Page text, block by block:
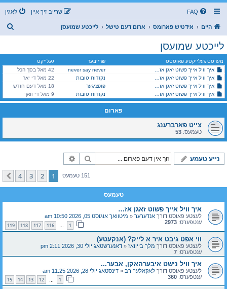
FAQ לאגין שרייב זיך איין
היים אידטיש פארומס ארום דעם טישל לייכטע שמועסן
לייכטע שמועסן
מערסט געלייקטע פאוסטס שרייבער
געלייקט
איך וויל אייך פשוט זאגן אז…
never say never
42 מאל בסך הכל
איך וויל אייך פשוט זאגן אז…
נקודות טובות
22 מאל די יאר
איך וויל אייך פשוט זאגן אז…
פופציגער
18 מאל דעם חודש
איך וויל אייך פשוט זאגן אז…
נקודות טובות 9 מאל די וואך
פארום
צייט פארברענג
טעמעס: 53
נייע טעמע זוך
151 טעמעס 1
2
3
4
קומענדיגע
טעמעס
איך וויל אייך פשוט זאגן אז…
לעצטע פאוסט דורך אנדערער « מיטוואך אוגוסט 05, 2026 10:50 am
ענטפערס: 2973
1
…
116
117
118
119
ווי אפט גיבט איר א לייק? (אנקעטע)
לעצטע פאוסט דורך מלך בייוואז « דאנערשטאג יולי 30, 2026 2:11 pm
ענטפערס: 7
איך וויל נישט איבערהאקן, אבער...
לעצטע פאוסט דורך לאקאלער רב « דינסטאג יולי 28, 2026 11:25 am
ענטפערס: 360
1
12
13
14
15